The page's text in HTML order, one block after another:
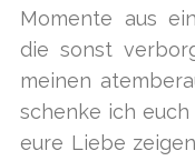
Momente aus
die sonst
meinen
schenke ich
eure Liebe